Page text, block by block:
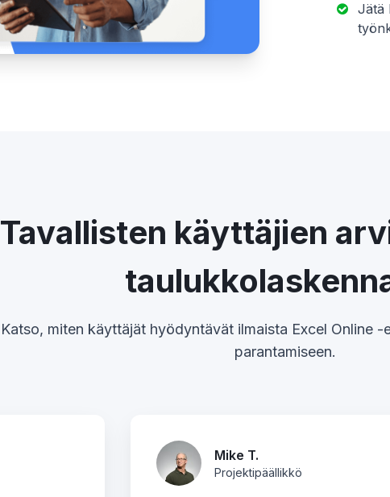
Jätä
Tavallisten käyttäjien
Katso, miten käyttäjät hyödyntävät ilmaista Excel Online
parantamiseen.
Mike T.
Projektipäällikkö